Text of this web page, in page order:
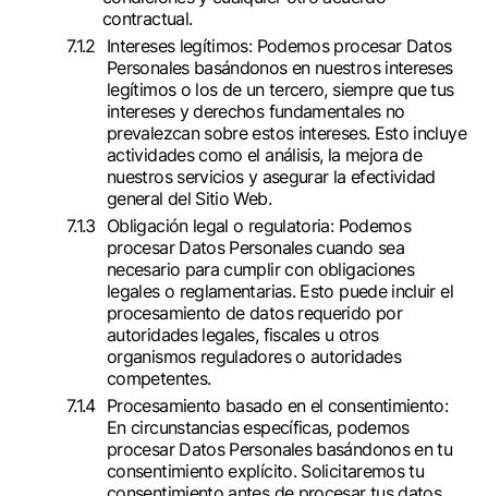
contractual.
Intereses legítimos: Podemos procesar Datos
Personales basándonos en nuestros intereses
legítimos o los de un tercero, siempre que tus
intereses y derechos fundamentales no
prevalezcan sobre estos intereses. Esto incluye
actividades como el análisis, la mejora de
nuestros servicios y asegurar la efectividad
general del Sitio Web.
Obligación legal o regulatoria: Podemos
procesar Datos Personales cuando sea
necesario para cumplir con obligaciones
legales o reglamentarias. Esto puede incluir el
procesamiento de datos requerido por
autoridades legales, fiscales u otros
organismos reguladores o autoridades
competentes.
Procesamiento basado en el consentimiento:
En circunstancias específicas, podemos
procesar Datos Personales basándonos en tu
consentimiento explícito. Solicitaremos tu